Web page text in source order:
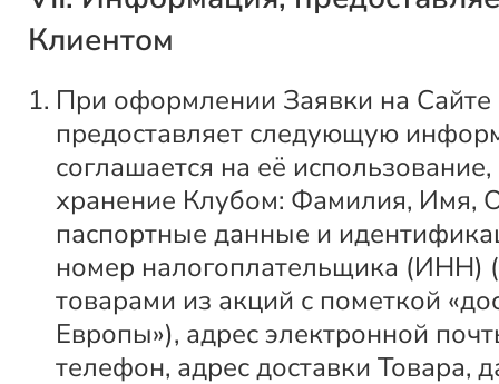
Клиентом
При оформлении Заявки на Сайте
предоставляет следующую
соглашается на её
хранение Клубом: Фамилия, Имя,
паспортные данные и
номер налогоплательщика (ИНН)
товарами из акций с пометкой
Европы»), адрес электронной
телефон, адрес доставки Товара,